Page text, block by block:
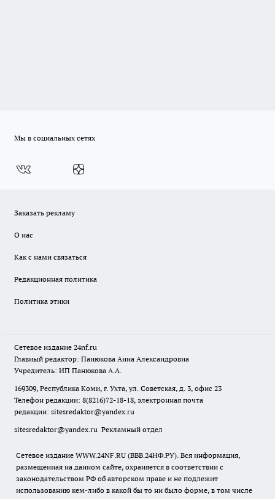
Мы в социальных сетях
Заказать рекламу
О нас
Как с нами связаться
Редакционная политика
Политика этики
Сетевое издание 24nf.ru
Главный редактор: Панюкова Анна Александровна
Учредитель: ИП Панюкова А.А.
169309, Республика Коми, г. Ухта, ул. Советская, д. 3, офис 23
Телефон редакции: 8(8216)72-18-18, электронная почта
редакции: sitesredaktor@yandex.ru
sitesredaktor@yandex.ru Рекламный отдел
Сетевое издание WWW.24NF.RU (ВВВ.24НФ.РУ). Вся информация,
размещенная на данном сайте, охраняется в соответствии с
законодательством РФ об авторском праве и не подлежит
использованию кем-либо в какой бы то ни было форме, в том числе